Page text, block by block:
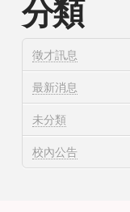
分類
徵才訊息
最新消息
未分類
校內公告